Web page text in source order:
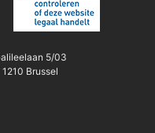
5/03
1210 Brussel